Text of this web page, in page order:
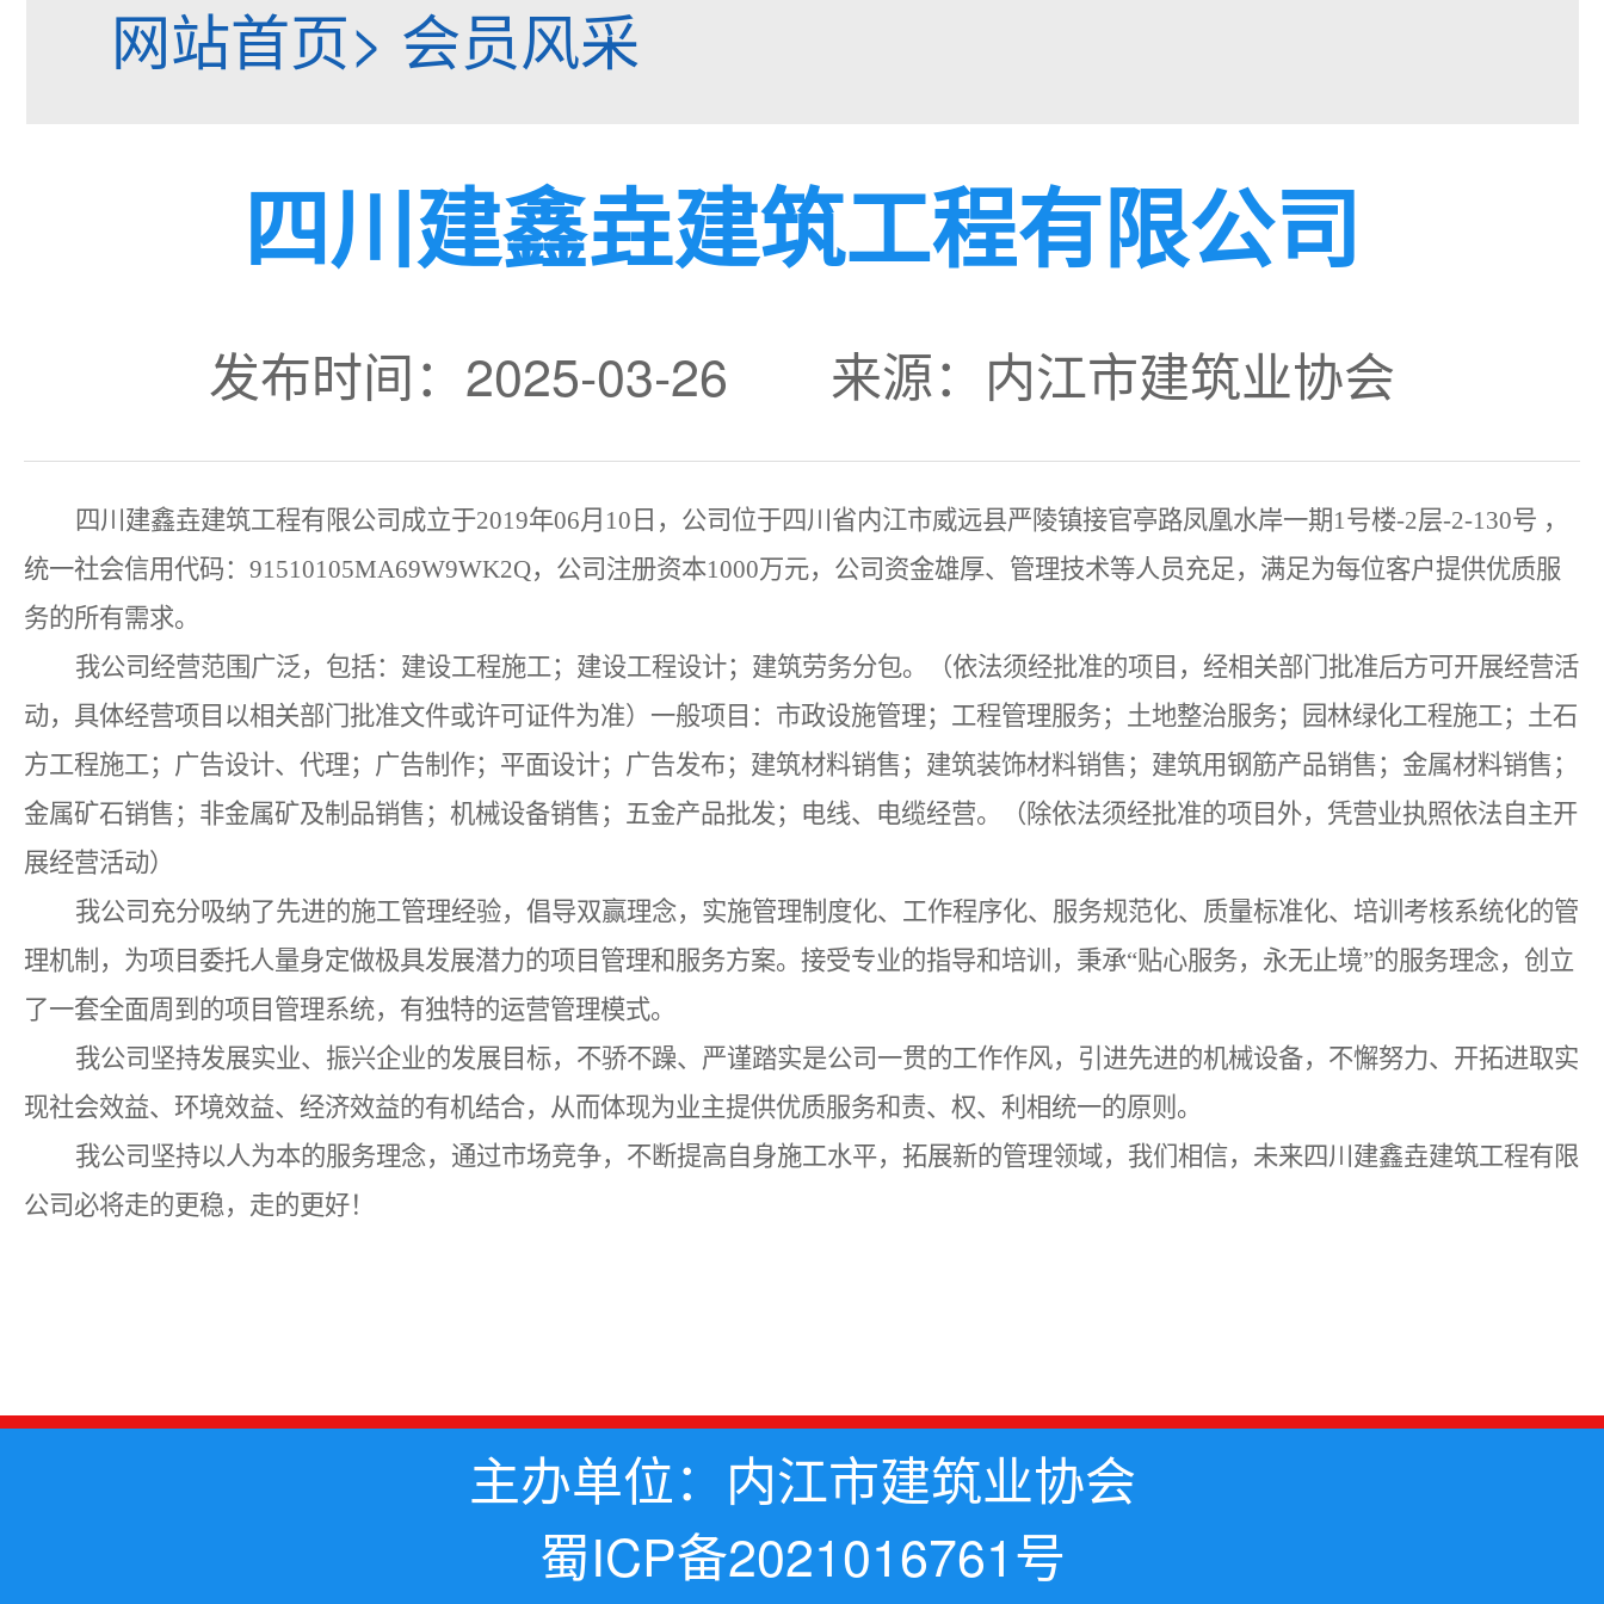
网站首页> 会员风采
四川建鑫垚建筑工程有限公司
发布时间：2025-03-26 来源：内江市建筑业协会
四川建鑫垚建筑工程有限公司成立于2019年06月10日，公司位于四川省内江市威远县严陵镇接官亭路凤凰水岸一期1号楼-2层-2-130号 ，
统一社会信用代码：91510105MA69W9WK2Q，公司注册资本1000万元，公司资金雄厚、管理技术等人员充足，满足为每位客户提供优质服
务的所有需求。
我公司经营范围广泛，包括：建设工程施工；建设工程设计；建筑劳务分包。（依法须经批准的项目，经相关部门批准后方可开展经营活
动，具体经营项目以相关部门批准文件或许可证件为准）一般项目：市政设施管理；工程管理服务；土地整治服务；园林绿化工程施工；土石
方工程施工；广告设计、代理；广告制作；平面设计；广告发布；建筑材料销售；建筑装饰材料销售；建筑用钢筋产品销售；金属材料销售；
金属矿石销售；非金属矿及制品销售；机械设备销售；五金产品批发；电线、电缆经营。（除依法须经批准的项目外，凭营业执照依法自主开
展经营活动）
我公司充分吸纳了先进的施工管理经验，倡导双赢理念，实施管理制度化、工作程序化、服务规范化、质量标准化、培训考核系统化的管
理机制，为项目委托人量身定做极具发展潜力的项目管理和服务方案。接受专业的指导和培训，秉承“贴心服务，永无止境”的服务理念，创立
了一套全面周到的项目管理系统，有独特的运营管理模式。
我公司坚持发展实业、振兴企业的发展目标，不骄不躁、严谨踏实是公司一贯的工作作风，引进先进的机械设备，不懈努力、开拓进取实
现社会效益、环境效益、经济效益的有机结合，从而体现为业主提供优质服务和责、权、利相统一的原则。
我公司坚持以人为本的服务理念，通过市场竞争，不断提高自身施工水平，拓展新的管理领域，我们相信，未来四川建鑫垚建筑工程有限
公司必将走的更稳，走的更好！
主办单位：内江市建筑业协会
蜀ICP备2021016761号